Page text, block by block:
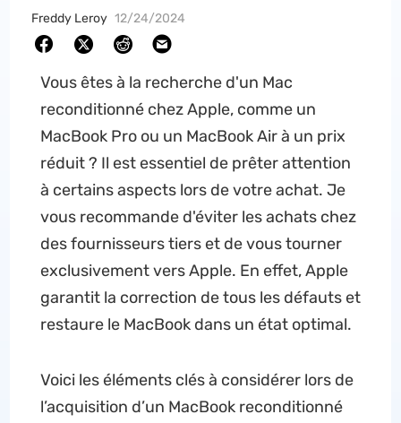
Freddy Leroy 12/24/2024
Vous êtes à la recherche d'un Mac
reconditionné chez Apple, comme un
MacBook Pro ou un MacBook Air à un prix
réduit ? Il est essentiel de prêter attention
à certains aspects lors de votre achat. Je
vous recommande d'éviter les achats chez
des fournisseurs tiers et de vous tourner
exclusivement vers Apple. En effet, Apple
garantit la correction de tous les défauts et
restaure le MacBook dans un état optimal.
Voici les éléments clés à considérer lors de
l’acquisition d’un MacBook reconditionné